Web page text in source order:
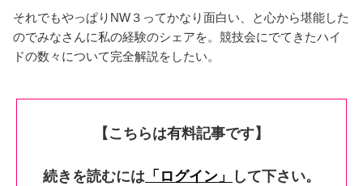
それでもやっぱりNW３ってかなり面白い、と心から堪能した
のでみなさんに私の経験のシェアを。競技会にでてきたハイ
ドの数々について完全解説をしたい。
【こちらは有料記事です】
続きを読むには 「ログイン」
して下さい。